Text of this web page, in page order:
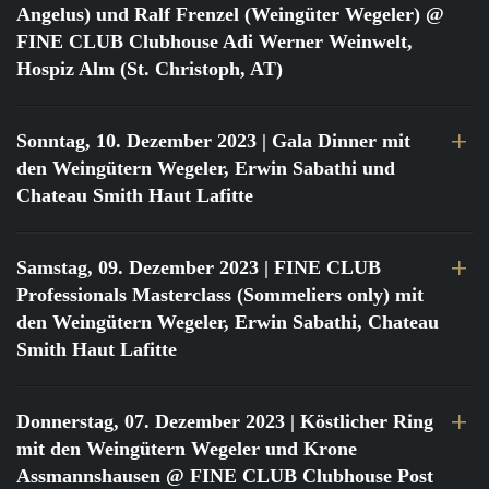
Angelus) und Ralf Frenzel (Weingüter Wegeler) @
FINE CLUB Clubhouse Adi Werner Weinwelt,
Hospiz Alm (St. Christoph, AT)
Sonntag, 10. Dezember 2023 | Gala Dinner mit
den Weingütern Wegeler, Erwin Sabathi und
Chateau Smith Haut Lafitte
Samstag, 09. Dezember 2023 | FINE CLUB
Professionals Masterclass (Sommeliers only) mit
den Weingütern Wegeler, Erwin Sabathi, Chateau
Smith Haut Lafitte
Donnerstag, 07. Dezember 2023 | Köstlicher Ring
mit den Weingütern Wegeler und Krone
Assmannshausen @ FINE CLUB Clubhouse Post